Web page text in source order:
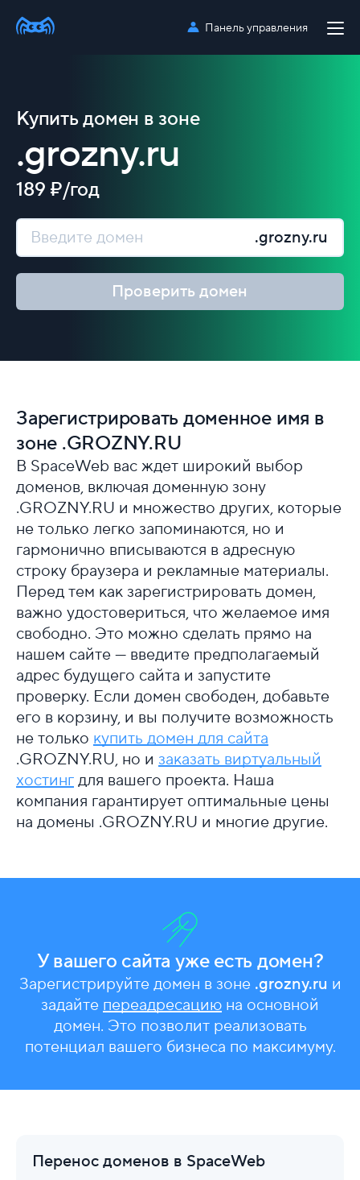
Панель управления
Купить домен в зоне
.grozny.ru
189 ₽/год
.grozny.ru
Проверить домен
Зарегистрировать доменное имя в
зоне .GROZNY.RU
В SpaceWeb вас ждет широкий выбор
доменов, включая доменную зону
.GROZNY.RU и множество других, которые
не только легко запоминаются, но и
гармонично вписываются в адресную
строку браузера и рекламные материалы.
Перед тем как зарегистрировать домен,
важно удостовериться, что желаемое имя
свободно. Это можно сделать прямо на
нашем сайте — введите предполагаемый
адрес будущего сайта и запустите
проверку. Если домен свободен, добавьте
его в корзину, и вы получите возможность
не только купить домен для сайта
.GROZNY.RU, но и заказать виртуальный
хостингдля вашего проекта. Наша
компания гарантирует оптимальные цены
на домены .GROZNY.RU и многие другие.
У вашего сайта уже есть домен?
Зарегистрируйте домен в зоне .grozny.ru и
задайте переадресацию на основной
домен. Это позволит реализовать
потенциал вашего бизнеса по максимуму.
Перенос доменов в SpaceWeb